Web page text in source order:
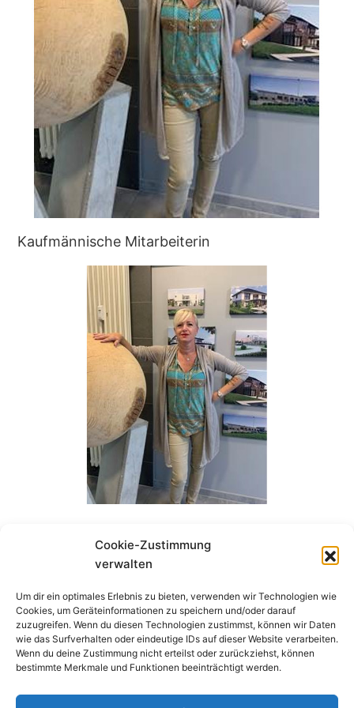
Cookie-Zustimmung
verwalten
Um dir ein optimales Erlebnis zu bieten, verwenden wir Technologien wie
Cookies, um Geräteinformationen zu speichern und/oder darauf
zuzugreifen. Wenn du diesen Technologien zustimmst, können wir Daten
wie das Surfverhalten oder eindeutige IDs auf dieser Website verarbeiten.
Wenn du deine Zustimmung nicht erteilst oder zurückziehst, können
bestimmte Merkmale und Funktionen beeinträchtigt werden.
Kaufmännische Mitarbeiterin
Schreibe einen Kommentar
Du musstangemeldetsein, um einen
Kommentar abzugeben.